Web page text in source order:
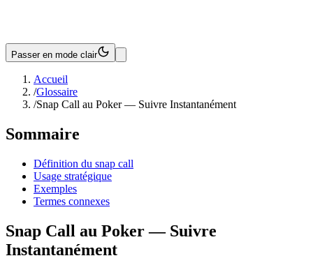
Passer en mode clair
Accueil
/Glossaire
/Snap Call au Poker — Suivre Instantanément
Sommaire
Définition du snap call
Usage stratégique
Exemples
Termes connexes
Snap Call au Poker — Suivre
Instantanément